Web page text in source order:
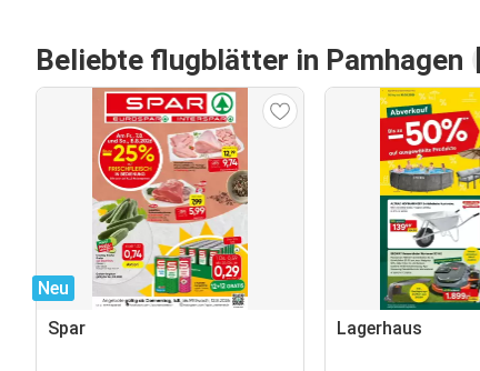
Beliebte flugblätter in Pamhagen
Neu
Spar
Lagerhaus